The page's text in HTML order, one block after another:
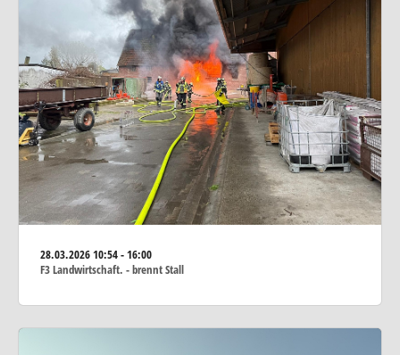
28.03.202610:54 - 16:00
F3 Landwirtschaft. - brennt Stall